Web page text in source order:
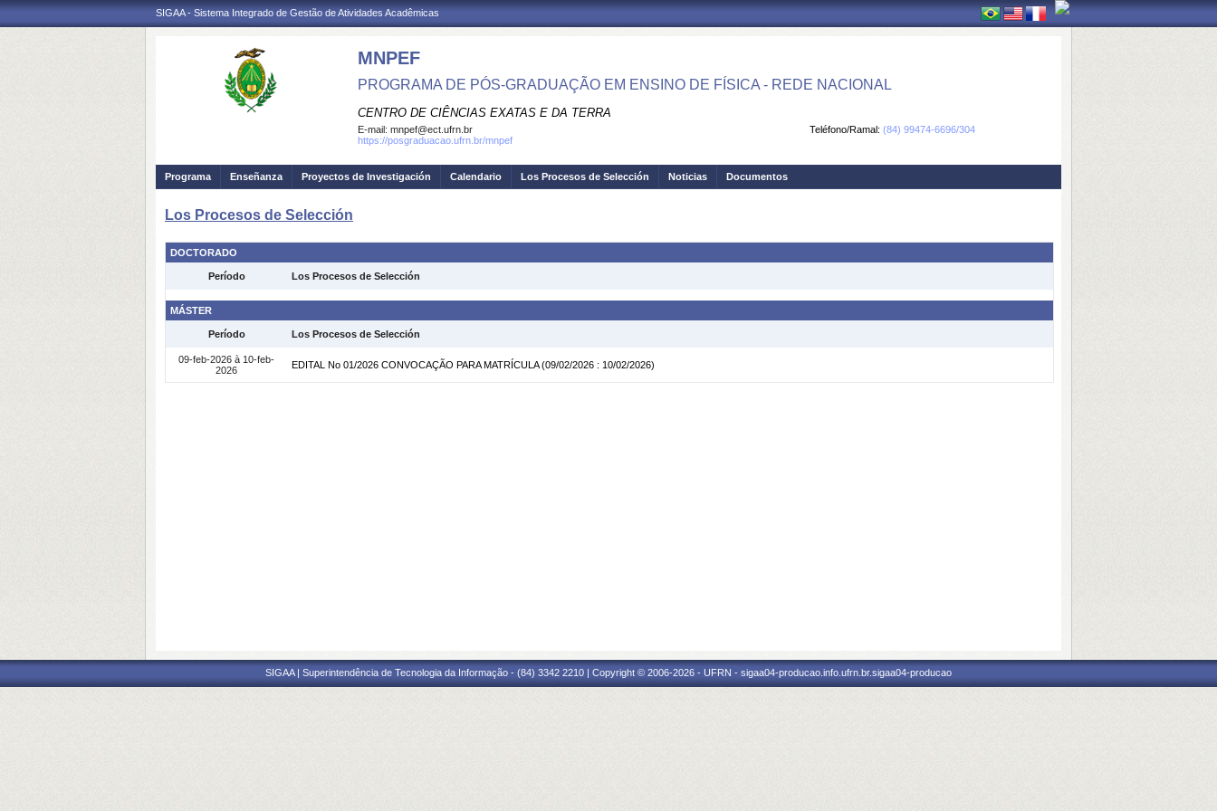
SIGAA - Sistema Integrado de Gestão de Atividades Acadêmicas
MNPEF
PROGRAMA DE PÓS-GRADUAÇÃO EM ENSINO DE FÍSICA - REDE NACIONAL
CENTRO DE CIÊNCIAS EXATAS E DA TERRA
Teléfono/Ramal: (84) 99474-6696/304
E-mail: mnpef@ect.ufrn.br
https://posgraduacao.ufrn.br/mnpef
Programa Enseñanza Proyectos de Investigación Calendario Los Procesos de Selección Noticias Documentos
Los Procesos de Selección
DOCTORADO
Período Los Procesos de Selección
MÁSTER
Período Los Procesos de Selección
09-feb-2026 à 10-feb-
2026
EDITAL No 01/2026 CONVOCAÇÃO PARA MATRÍCULA (09/02/2026 : 10/02/2026)
SIGAA | Superintendência de Tecnologia da Informação - (84) 3342 2210 | Copyright © 2006-2026 - UFRN - sigaa04-producao.info.ufrn.br.sigaa04-producao